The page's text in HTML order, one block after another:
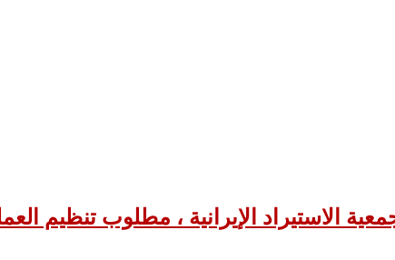
الاستيراد الإيرانية ، مطلوب تنظيم